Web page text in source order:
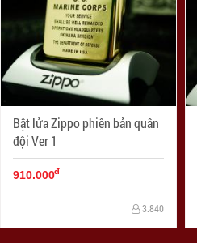
Bật lửa Zippo phiên bản quân
đội Ver 1
910.000đ
3.840